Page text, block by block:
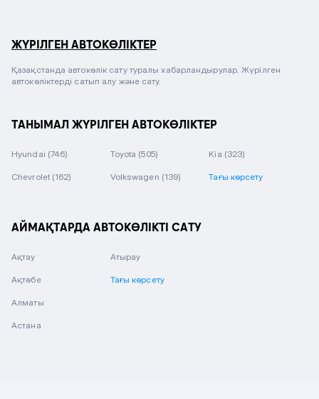
ЖҮРІЛГЕН АВТОКӨЛІКТЕР
Қазақстанда автокөлік сату туралы хабарландырулар. Жүрілген
автокөліктерді сатып алу және сату.
ТАНЫМАЛ ЖҮРІЛГЕН АВТОКӨЛІКТЕР
Hyundai (746) Toyota (505) Kia (323)
Chevrolet (162) Volkswagen (139) Тағы көрсету
АЙМАҚТАРДА АВТОКӨЛІКТІ САТУ
Ақтау
Ақтөбе
Алматы
Астана
Атырау
Тағы көрсету